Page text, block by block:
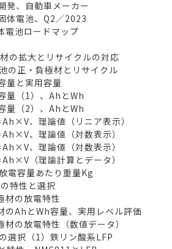
、自動車メーカー
電池、Q2／2023
池ロードマップ
の拡大とリサイクルの対応
正・負極材とリサイクル
と実用容量
（1）、AhとWh
（2）、AhとWh
、理論値（リニア表示）
、理論値（対数表示）
、理論値（対数表示）
（理論計算とデータ）
容量あたり重量Kg
特性と選択
の放電特性
AhとWh容量、実用レベル評価
の放電特性（数値データ）
択（1）鉄リン酸系LFP